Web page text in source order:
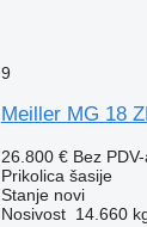
9
Meiller MG 18
26.800 € Bez PDV-
Prikolica šasije
Stanjenovi
Nosivost 14.660